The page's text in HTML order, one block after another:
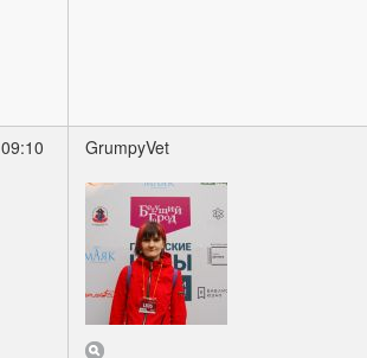
09:10 GrumpyVet